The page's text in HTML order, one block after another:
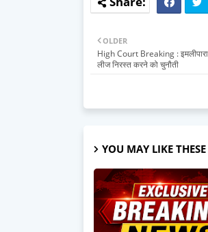
OLDER
High Court Breaking : इमलीपारा
लीज निरस्त करने को चुनौती
YOU MAY LIKE THESE